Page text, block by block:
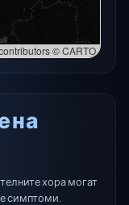
© CARTO
хора могат
симптоми.